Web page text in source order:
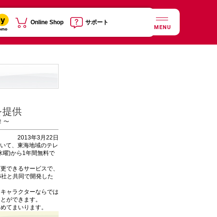
Online Shop サポート
MENU
提供
〜
2013年3月22日
て、東海地域のテレ
曜)から1年間無料で
できるサービスで、
と共同で開発した
ャラクターならでは
ができます。
てまいります。